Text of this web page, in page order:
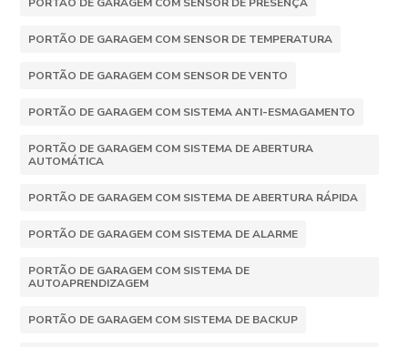
PORTÃO DE GARAGEM COM SENSOR DE TEMPERATURA
PORTÃO DE GARAGEM COM SENSOR DE VENTO
PORTÃO DE GARAGEM COM SISTEMA ANTI-ESMAGAMENTO
PORTÃO DE GARAGEM COM SISTEMA DE ABERTURA
AUTOMÁTICA
PORTÃO DE GARAGEM COM SISTEMA DE ABERTURA RÁPIDA
PORTÃO DE GARAGEM COM SISTEMA DE ALARME
PORTÃO DE GARAGEM COM SISTEMA DE
AUTOAPRENDIZAGEM
PORTÃO DE GARAGEM COM SISTEMA DE BACKUP